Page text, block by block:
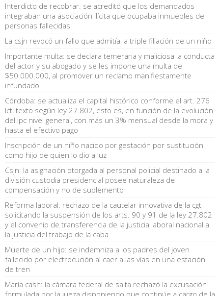
Interdicto de recobrar: se acreditó que los demandados
integraban una asociación ilícita que ocupaba inmuebles de
personas fallecidas
La csjn revocó un fallo que admitía la triple filiación de un niño
Importante multa: se declara temeraria y maliciosa la conducta
del actor y su abogado y se les impone una multa de
$50.000.000, al promover un reclamo manifiestamente
infundado
Córdoba: se actualiza el capital histórico conforme el art. 276
lct, texto según ley 27.802, esto es, en función de la evolución
del ipc nivel general, con más un 3% mensual desde la mora y
hasta el efectivo pago
Inscripción de un niño nacido por gestación por sustitución
como hijo de quien lo dio a luz
Csjn: la asignación otorgada al personal policial destinado a la
división custodia presidencial posee naturaleza de
compensación y no de suplemento
Reforma laboral: rechazo de la cautelar innovativa de la cgt
solicitando la suspensión de los arts. 90 y 91 de la ley 27.802
y el convenio de transferencia de la justicia laboral nacional a
la justicia del trabajo de la caba
Muerte de un hijo: se indemniza a los padres del joven
fallecido por electrocución al caer a las vías en una estación
de tren
María cash: la cámara federal de salta rechazó la excusación
formulada por la jueza disponiendo que continúe a cargo de la